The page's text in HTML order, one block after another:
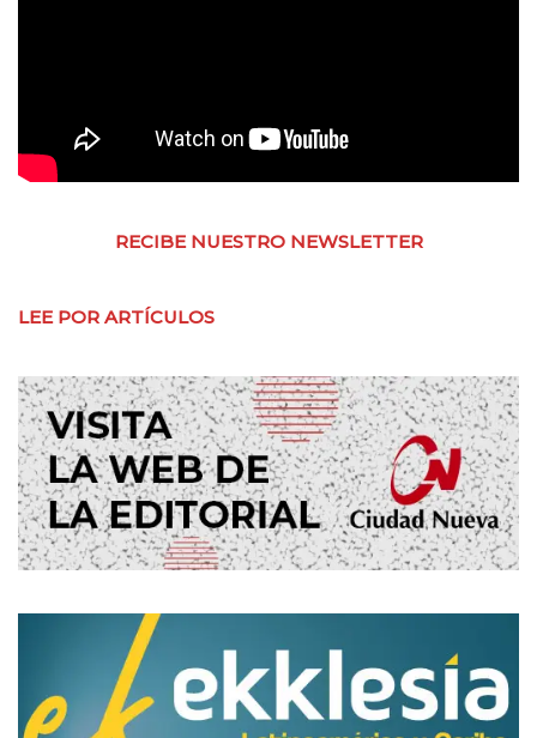
RECIBE NUESTRO NEWSLETTER
LEE POR ARTÍCULOS